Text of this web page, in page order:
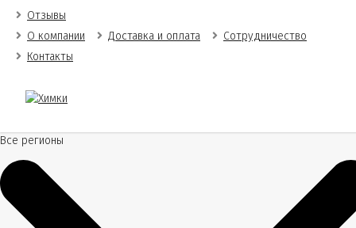
Отзывы
О компании
Доставка и оплата
Сотрудничество
Контакты
Все регионы